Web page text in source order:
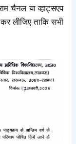
चैनल या व्हाट्सएप
लीजिए ताकि सभी